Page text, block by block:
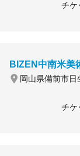
チケ
BIZEN中南米美
岡山県備前市
チケ